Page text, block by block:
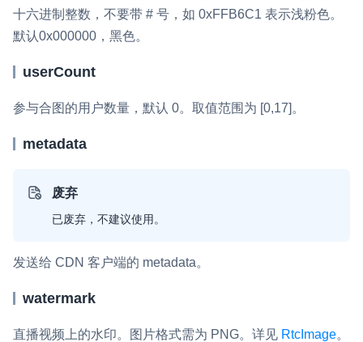
十六进制整数，不要带 # 号，如 0xFFB6C1 表示浅粉色。
默认0x000000，黑色。
userCount
参与合图的用户数量，默认 0。取值范围为 [0,17]。
metadata
废弃
已废弃，不建议使用。
发送给 CDN 客户端的 metadata。
watermark
直播视频上的水印。图片格式需为 PNG。详见 RtcImage。